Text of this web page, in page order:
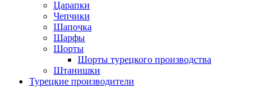
Царапки
Чепчики
Шапочка
Шарфы
Шорты
Шорты турецкого производства
Штанишки
Турецкие производители